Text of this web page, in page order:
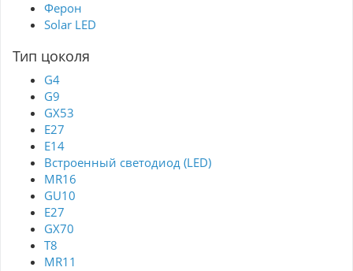
Ферон
Solar LED
Тип цоколя
G4
G9
GX53
Е27
E14
Встроенный светодиод (LED)
MR16
GU10
E27
GX70
T8
MR11